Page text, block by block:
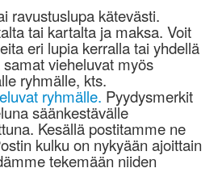
ravustuslupa kätevästi.
tai kartalta ja maksa. Voit
eri lupia kerralla tai yhdellä
vieheluvat myös
ryhmälle, kts.
ryhmälle. Pyydysmerkit
säänkestävälle
Kesällä postitamme ne
kulku on nykyään ajoittain
tekemään niiden